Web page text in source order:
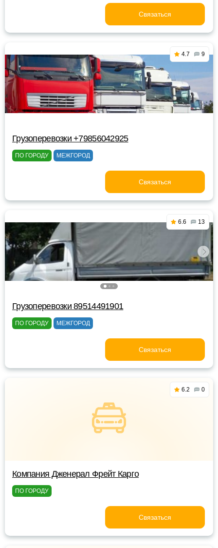
Связаться
4.7 9
Грузоперевозки +79856042925
ПО ГОРОДУ МЕЖГОРОД
Связаться
6.6 13
Грузоперевозки 89514491901
ПО ГОРОДУ МЕЖГОРОД
Связаться
6.2 0
Компания Дженерал Фрейт Карго
ПО ГОРОДУ
Связаться